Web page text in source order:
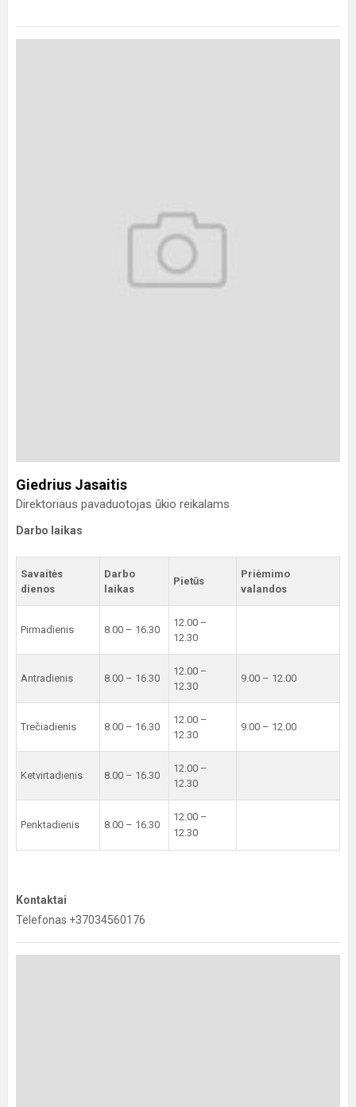
Giedrius Jasaitis
Direktoriaus pavaduotojas ūkio reikalams
Darbo laikas
Savaitės
dienos
Darbo
laikas
Pietūs
Priėmimo
valandos
Pirmadienis 8.00 – 16.30
12.00 –
12.30
Antradienis 8.00 – 16.30
12.00 –
12.30
9.00 – 12.00
Trečiadienis 8.00 – 16.30
12.00 –
12.30
9.00 – 12.00
Ketvirtadienis 8.00 – 16.30
12.00 –
12.30
Penktadienis 8.00 – 16.30
12.00 –
12.30
Kontaktai
Telefonas +37034560176